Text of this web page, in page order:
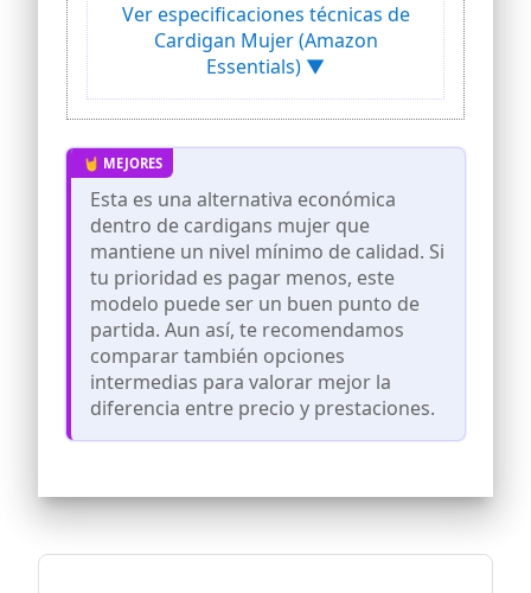
REBECA CLÁSICA: Una prenda moderna y
clásica, perfecta tanto para un aspecto
elegante como para uno informal.
DETALLES: Escote en “V” y cierre
bajo.
Ver especificaciones técnicas de
Cardigan Mujer (Amazon
Essentials) ▼
Esta es una alternativa económica
dentro de cardigans mujer que
mantiene un nivel mínimo de calidad. Si
tu prioridad es pagar menos, este
modelo puede ser un buen punto de
partida. Aun así, te recomendamos
comparar también opciones
intermedias para valorar mejor la
diferencia entre precio y prestaciones.